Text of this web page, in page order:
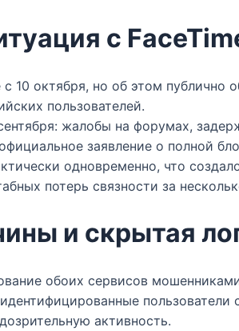
с
10 октября, но об этом публично
пользователей.​
жалобы на форумах,
заявление о полной
одновременно, что
потерь связности за
и скрытая
обоих сервисов
активность.​